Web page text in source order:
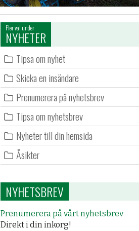
Fler val under
NYHETER
Tipsa om nyhet
Skicka en insändare
Prenumerera på nyhetsbrev
Tipsa om nyhetsbrev
Nyheter till din hemsida
Åsikter
NYHETSBREV
Prenumerera på vårt nyhetsbrev
Direkt i din inkorg!